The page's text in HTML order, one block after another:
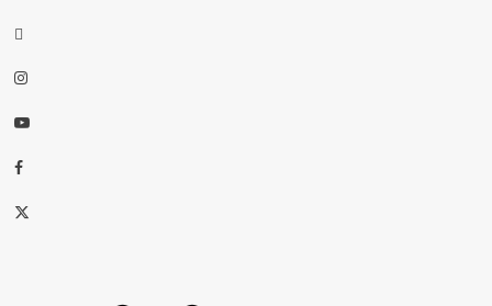
threads
Instagram
Youtube
Facebook
X